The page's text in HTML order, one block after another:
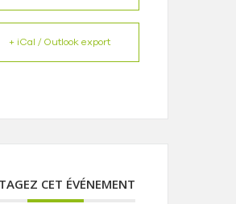
+ iCal / Outlook export
CET ÉVÉNEMENT